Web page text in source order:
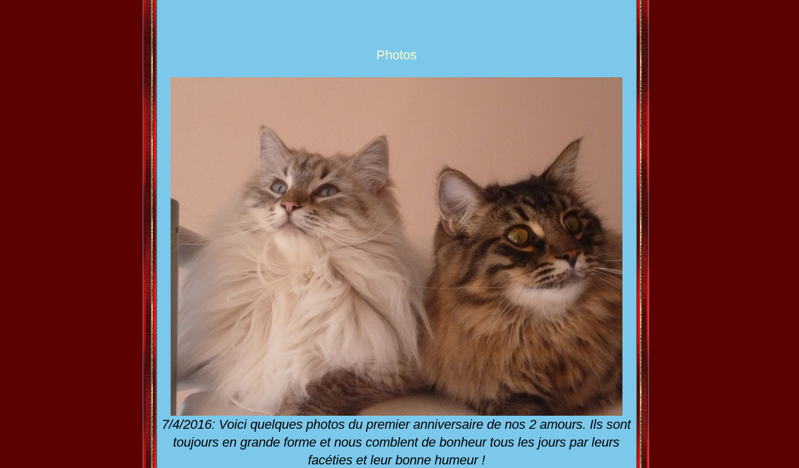
Photos
7/4/2016: Voici quelques photos du premier anniversaire de nos 2 amours. Ils sont
toujours en grande forme et nous comblent de bonheur tous les jours par leurs
facéties et leur bonne humeur !